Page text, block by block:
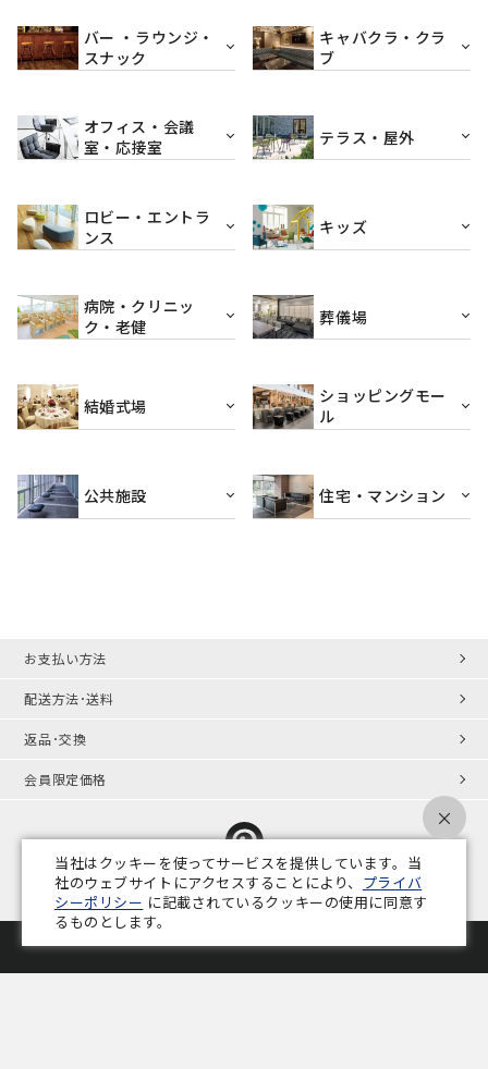
バー ・ラウンジ・
スナック
キャバクラ・クラ
ブ
オフィス・会議
室・応接室
テラス・屋外
ロビー・エントラ
ンス
キッズ
病院・クリニッ
ク・老健
葬儀場
結婚式場
ショッピングモー
ル
公共施設 住宅・マンション
お支払い方法
配送方法･送料
返品･交換
会員限定価格
プライバシーポリシー 特定商取引法 会社概要 業務用家具コラム
当社はクッキーを使ってサービスを提供しています。当
社のウェブサイトにアクセスすることにより、 プライバ
シーポリシー に記載されているクッキーの使用に同意す
るものとします。
×